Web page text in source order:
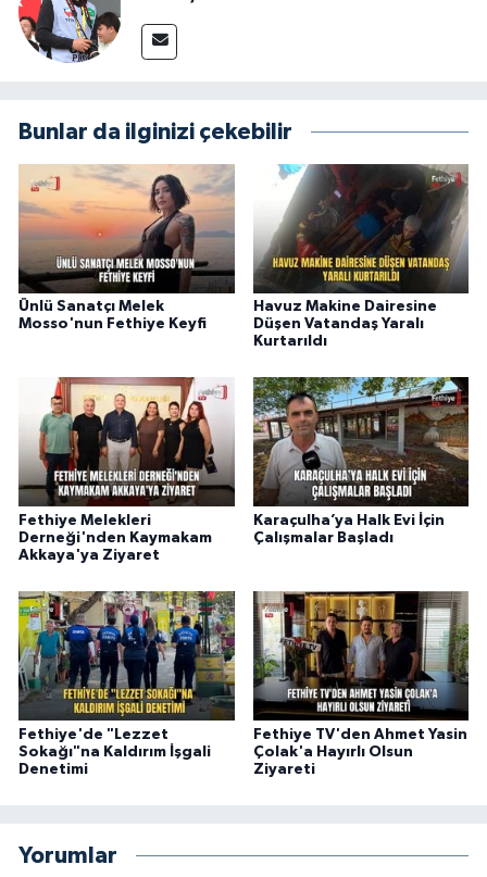
Bunlar da ilginizi çekebilir
Ünlü Sanatçı Melek
Mosso'nun Fethiye Keyfi
Havuz Makine Dairesine
Düşen Vatandaş Yaralı
Kurtarıldı
Fethiye Melekleri
Derneği'nden Kaymakam
Akkaya'ya Ziyaret
Karaçulha’ya Halk Evi İçin
Çalışmalar Başladı
Fethiye'de "Lezzet
Sokağı"na Kaldırım İşgali
Denetimi
Fethiye TV'den Ahmet Yasin
Çolak'a Hayırlı Olsun
Ziyareti
Yorumlar